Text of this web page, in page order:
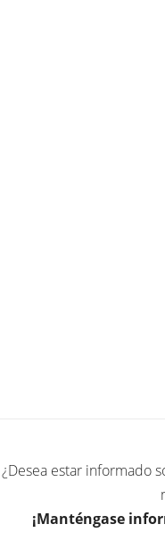
¿Desea estar informado
¡Manténgase